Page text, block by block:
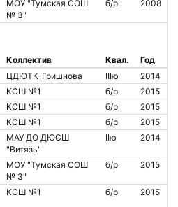
МОУ "Тумская СОШ
№ 3"
б/р 2008
Коллектив Квал.
Год
ЦДЮТК-Гришнова IIIю
2014
КСШ №1 б/р
2015
КСШ №1 б/р
2015
КСШ №1 б/р
2015
МАУ ДО ДЮСШ
"Витязь"
IIю 2014
МОУ "Тумская СОШ
№ 3"
б/р 2015
КСШ №1 б/р 2015